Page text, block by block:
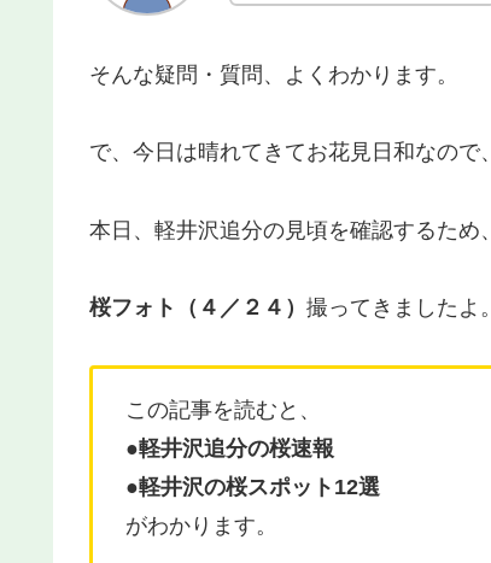
そんな疑問・質問、よくわかります。
で、今日は晴れてきてお花見日和なので、
本日、軽井沢追分の見頃を確認するため、
桜フォト（４／２４） 撮ってきましたよ。
この記事を読むと、
●軽井沢追分の桜速報
●軽井沢の桜スポット12選
がわかります。